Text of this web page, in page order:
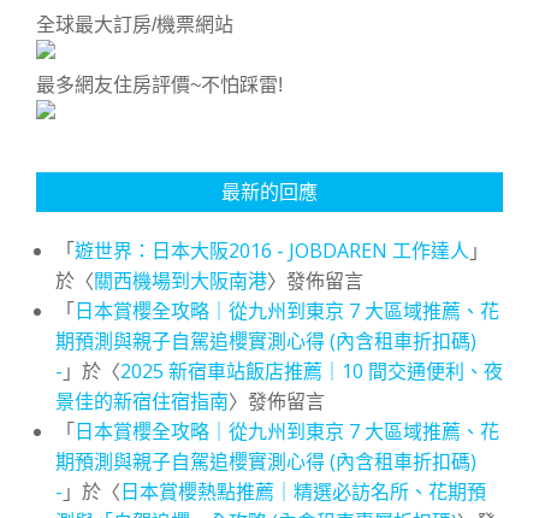
全球最大訂房/機票網站
最多網友住房評價~不怕踩雷!
最新的回應
「遊世界：日本大阪2016 - JOBDAREN 工作達人 」
於〈關西機場到大阪南港〉發佈留言
「日本賞櫻全攻略｜從九州到東京 7 大區域推薦、花
期預測與親子自駕追櫻實測心得 (內含租車折扣碼)
- 」於〈2025 新宿車站飯店推薦｜10 間交通便利、夜
景佳的新宿住宿指南〉發佈留言
「日本賞櫻全攻略｜從九州到東京 7 大區域推薦、花
期預測與親子自駕追櫻實測心得 (內含租車折扣碼)
- 」於〈日本賞櫻熱點推薦｜精選必訪名所、花期預